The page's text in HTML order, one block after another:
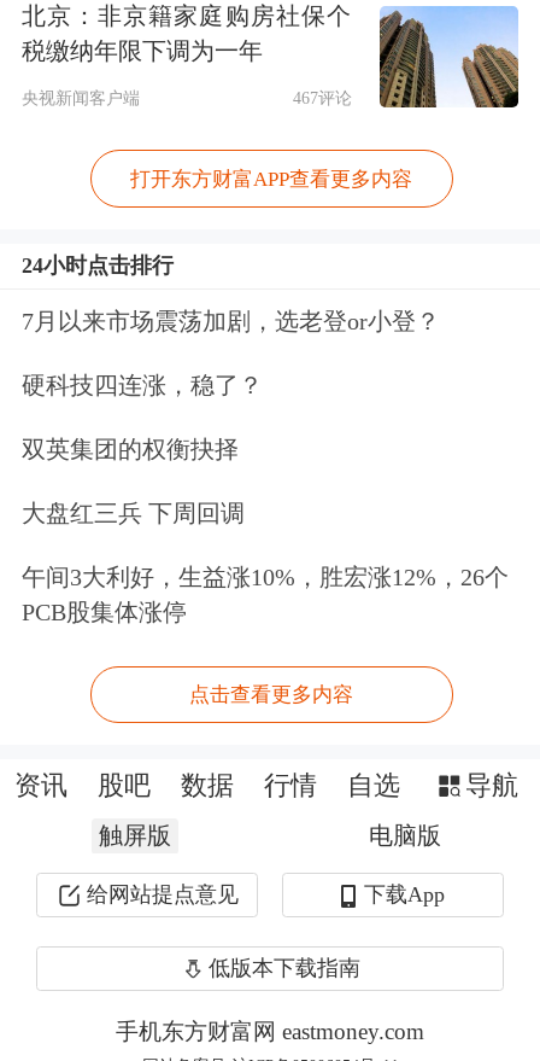
中证君发现，这不是中国平安第一次高
管集中增持。2019年-2021年，中国平
从高管连续增持动作来看，管理层一直
连续6个交易日回购
半年报发布当晚(8月26日晚)，中国平安
宣布拟使用自有资金实施50-100亿元A
股。
中证君注意到，次日，即8月27日开
正式展开。截至9月3日，中国平安已经
5490.0574万A股股份，共耗资27.68亿
中国平安近期回购情况
北京：非京籍家庭购房社保个
税缴纳年限下调为一年
央视新闻客户端 467评论
打开东方财富APP查看更多内容
24小时点击排行
7月以来市场震荡加剧，选老登or小登？
硬科技四连涨，稳了？
双英集团的权衡抉择
大盘红三兵 下周回调
午间3大利好，生益涨10%，胜宏涨12%，26个
PCB股集体涨停
点击查看更多内容
资讯 股吧 数据 行情 自选 导航
触屏版 电脑版
给网站提点意见 下载App
低版本下载指南
手机东方财富网 eastmoney.com